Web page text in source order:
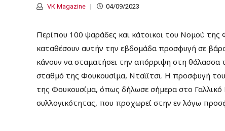
VK Magazine 04/09/2023
Περίπου 100 ψαράδες και κάτοικοι του Νομού της
καταθέσουν αυτήν την εβδομάδα προσφυγή σε
κάνουν να σταματήσει την απόρριψη στη θάλασσα
σταθμό της Φουκουσίμα, Νταϊίτσι. Η προσφυγή
της Φουκουσίμα, όπως δήλωσε σήμερα στο Γαλλικό
συλλογικότητας, που προχωρεί στην εν λόγω